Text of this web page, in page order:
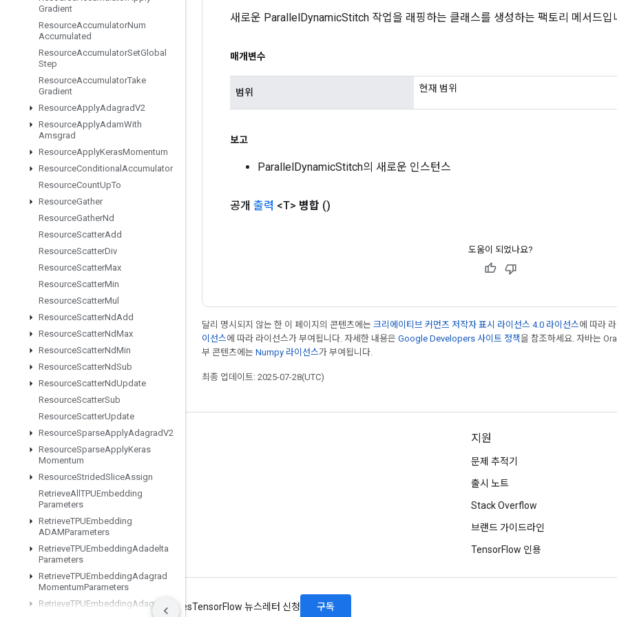
Gradient
ResourceAccumulatorNum
Accumulated
ResourceAccumulatorSetGlobal
Step
ResourceAccumulatorTake
Gradient
ResourceApplyAdagradV2
ResourceApplyAdamWith
Amsgrad
ResourceApplyKerasMomentum
ResourceConditional Accumulator
ResourceCountUpTo
ResourceGather
ResourceGatherNd
ResourceScatterAdd
ResourceScatterDiv
ResourceScatterMax
ResourceScatterMin
ResourceScatterMul
ResourceScatterNdAdd
ResourceScatterNdMax
ResourceScatterNdMin
ResourceScatterNdSub
ResourceScatterNdUpdate
ResourceScatterSub
ResourceScatterUpdate
ResourceSparseApplyAdagradV2
ResourceSparseApplyKeras
Momentum
ResourceStridedSliceAssign
RetrieveAll TPUEmbedding
Parameters
RetrieveTPUEmbedding
ADAMParameters
RetrieveTPUEmbeddingAdadelta
Parameters
RetrieveTPUEmbeddingAdagrad
MomentumParameters
RetrieveTPUEmbeddingAdagrad
새로운 ParallelDynamicStitch 작업을 래핑하는 클래스를 생성하는 팩토리 메서드입
매개변수
범위 현재 범위
보고
ParallelDynamicStitch의 새로운 인스턴스
공개 출력 <T> 병합 ()
도움이 되었나요?
달리 명시되지 않는 한 이 페이지의 콘텐츠에는 크리에이티브 커먼즈 저작자 표시 라이선스 4.0 라이선스에 따라
이선스에 따라 라이선스가 부여됩니다. 자세한 내용은 Google Developers 사이트 정책을 참조하세요. 자바는
부 콘텐츠에는 Numpy 라이선스가 부여됩니다.
최종 업데이트: 2025-07-28(UTC)
최신 소식 확인하기
블로그
포럼
GitHub
Twitter
YouTube
지원
문제 추적기
출시 노트
Stack Overflow
브랜드 가이드라인
TensorFlow 인용
약관 개인정보처리방침 Manage cookiesTensorFlow 뉴스레터 신청 구독